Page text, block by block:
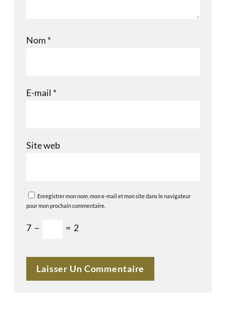
Nom *
E-mail *
Site web
Enregistrer mon nom, mon e-mail et mon site dans le navigateur
pour mon prochain commentaire.
7 − = 2